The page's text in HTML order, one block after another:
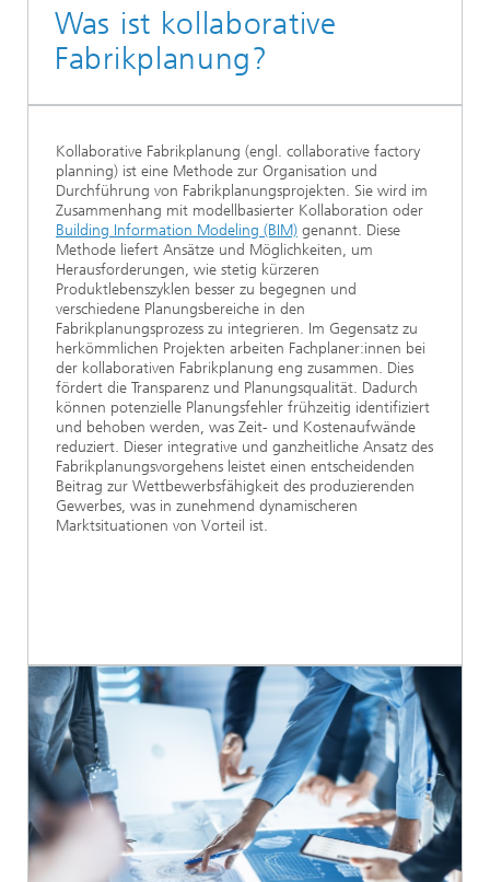
Was ist kollaborative
Fabrikplanung?
Kollaborative Fabrikplanung (engl. collaborative factory
planning) ist eine Methode zur Organisation und
Durchführung von Fabrikplanungsprojekten. Sie wird im
Zusammenhang mit modellbasierter Kollaboration oder
Building Information Modeling (BIM) genannt. Diese
Methode liefert Ansätze und Möglichkeiten, um
Herausforderungen, wie stetig kürzeren
Produktlebenszyklen besser zu begegnen und
verschiedene Planungsbereiche in den
Fabrikplanungsprozess zu integrieren. Im Gegensatz zu
herkömmlichen Projekten arbeiten Fachplaner:innen bei
der kollaborativen Fabrikplanung eng zusammen. Dies
fördert die Transparenz und Planungsqualität. Dadurch
können potenzielle Planungsfehler frühzeitig identifiziert
und behoben werden, was Zeit- und Kostenaufwände
reduziert. Dieser integrative und ganzheitliche Ansatz des
Fabrikplanungsvorgehens leistet einen entscheidenden
Beitrag zur Wettbewerbsfähigkeit des produzierenden
Gewerbes, was in zunehmend dynamischeren
Marktsituationen von Vorteil ist.